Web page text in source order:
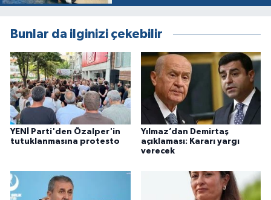
Bunlar da ilginizi çekebilir
YENİ Parti'den Özalper'in
tutuklanmasına protesto
Yılmaz’dan Demirtaş
açıklaması: Kararı yargı
verecek